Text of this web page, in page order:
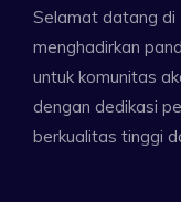
Selamat datang di
menghadirkan
untuk komunitas
dengan dedikasi
berkualitas tinggi